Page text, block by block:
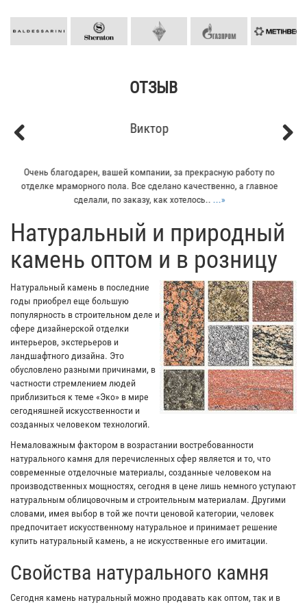
ОТЗЫВ
Кирилл
Мой отец заказывал плитку из гранита для своего дома. Больше
всего понравилось - индивидуальный подход к клиенту. Отец
остался очень доволен......»
​Натуральный и природный
камень оптом и в розницу
Натуральный камень в последние
годы приобрел еще большую
популярность в строительном деле и
сфере дизайнерской отделки
интерьеров, экстерьеров и
ландшафтного дизайна. Это
обусловлено разными причинами, в
частности стремлением людей
приблизиться к теме «Эко» в мире
сегодняшней искусственности и
созданных человеком технологий.
Немаловажным фактором в возрастании востребованности
натурального камня для перечисленных сфер является и то, что
современные отделочные материалы, созданные человеком на
производственных мощностях, сегодня в цене лишь немного уступают
натуральным облицовочным и строительным материалам. Другими
словами, имея выбор в той же почти ценовой категории, человек
предпочитает искусственному натуральное и принимает решение
купить натуральный камень, а не искусственные его имитации.
Свойства натурального камня
Сегодня камень натуральный можно продавать как оптом, так и в